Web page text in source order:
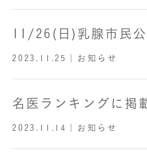
11/26(日)乳腺市民
2023.11.25 ｜お知らせ
名医ランキングに掲
2023.11.14 ｜お知らせ